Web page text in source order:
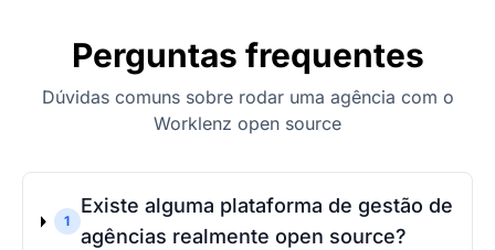
Perguntas frequentes
Dúvidas comuns sobre rodar uma agência com o
Worklenz open source
1
Existe alguma plataforma de gestão de
agências realmente open source?